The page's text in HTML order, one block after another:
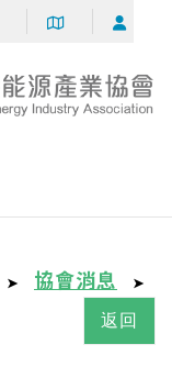
➤ 協會消息 ➤
返回